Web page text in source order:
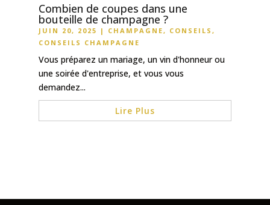
Combien de coupes dans une
bouteille de champagne ?
JUIN 20, 2025 | CHAMPAGNE, CONSEILS ,
CONSEILS CHAMPAGNE
Vous préparez un mariage, un vin d'honneur ou
une soirée d'entreprise, et vous vous
demandez...
Lire Plus